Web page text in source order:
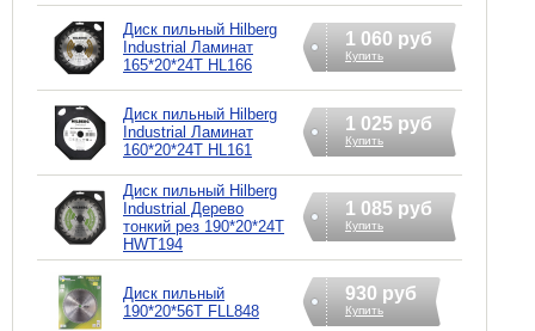
Диск пильный Hilberg
Industrial Ламинат
165*20*24Т HL166
1 060 руб
Купить
Диск пильный Hilberg
Industrial Ламинат
160*20*24Т HL161
1 025 руб
Купить
Диск пильный Hilberg
Industrial Дерево
тонкий рез 190*20*24Т
HWT194
1 085 руб
Купить
Диск пильный
190*20*56Т FLL848
930 руб
Купить